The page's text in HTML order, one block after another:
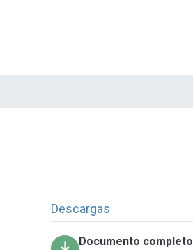
Descargas
Documento completo